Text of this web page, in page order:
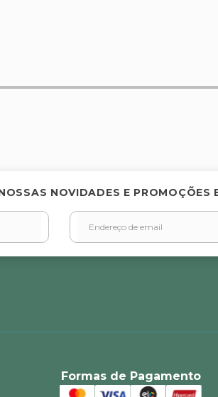
NOVIDADES E PROMOÇÕES
Formas de Pagamento